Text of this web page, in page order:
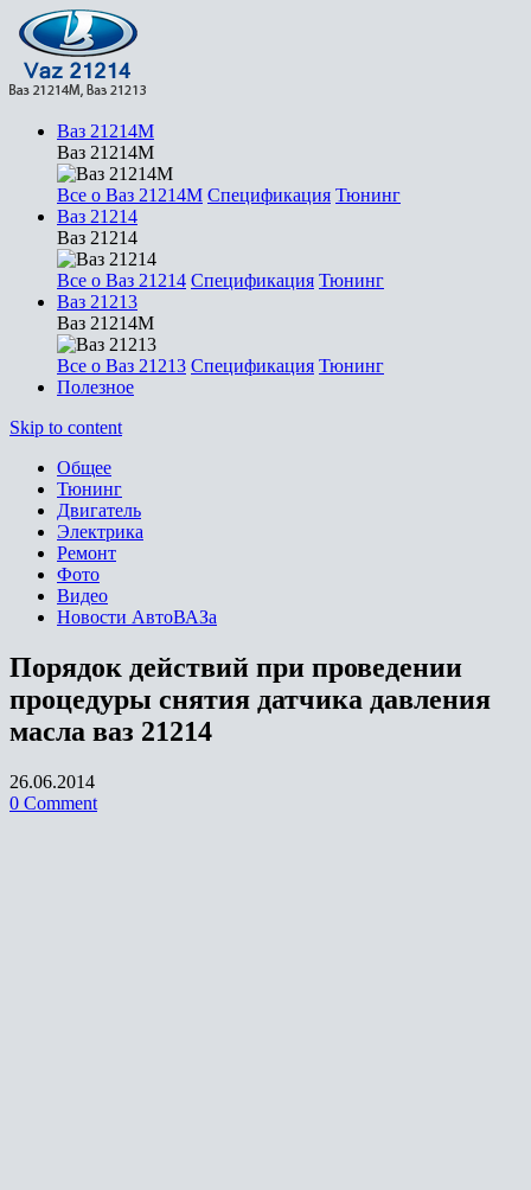
Ваз 21214М
Ваз 21214М
Все о Ваз 21214М Спецификация Тюнинг
Ваз 21214
Ваз 21214
Все о Ваз 21214 Спецификация Тюнинг
Ваз 21213
Ваз 21214М
Все о Ваз 21213 Спецификация Тюнинг
Полезное
Skip to content
Общее
Тюнинг
Двигатель
Электрика
Ремонт
Фото
Видео
Новости АвтоВАЗа
Порядок действий при проведении
процедуры снятия датчика давления
масла ваз 21214
26.06.2014
0 Comment